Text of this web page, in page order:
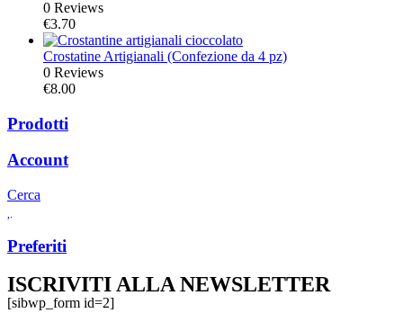
0 Reviews
€3.70
Crostatine Artigianali (Confezione da 4 pz)
0 Reviews
€8.00
Prodotti
Account
Cerca
Preferiti
ISCRIVITI ALLA NEWSLETTER
[sibwp_form id=2]